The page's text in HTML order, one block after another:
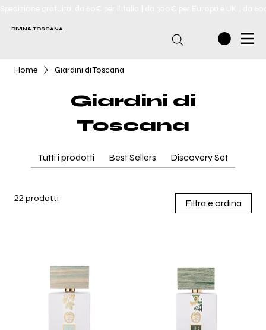
DIVINA TOSCANA
Home Giardini di Toscana
Giardini di
Toscana
Tutti i prodotti Best Sellers Discovery Set
22 prodotti Filtra e ordina